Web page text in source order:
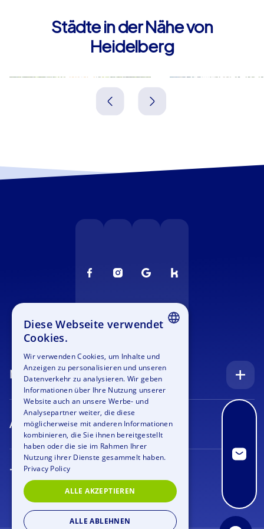
Zusammenhalt und liefert Erzählstoff für Wochen.
Buchen Sie eine Firmenfeier in Heidelberg, die inspiriert,
verbindet und begeistert.
Städte in der Nähe von
Heidelberg
Mannheim
Deutschland
Ludwigshafen
Navigation
Startseite
Anfrage
Blog
Stellenangebote
Bildergalerie
Über uns
Anlässe
Firmenfeier
Teamtraining
Rahmenprogramm
Outdoor Event
Teamevents
Geocaching
Krimi Geocaching
GERMAN
SPANISH
ITALIAN
DUTCH
Diese Webseite verwendet
Cookies.
Wir verwenden Cookies, um Inhalte und
Anzeigen zu personalisieren und unseren
Datenverkehr zu analysieren. Wir geben
Informationen über Ihre Nutzung unserer
Website auch an unsere Werbe- und
Analysepartner weiter, die diese
möglicherweise mit anderen Informationen
kombinieren, die Sie ihnen bereitgestellt
haben oder die sie im Rahmen Ihrer
Nutzung ihrer Dienste gesammelt haben.
Privacy Policy
ALLE AKZEPTIEREN
ALLE ABLEHNEN